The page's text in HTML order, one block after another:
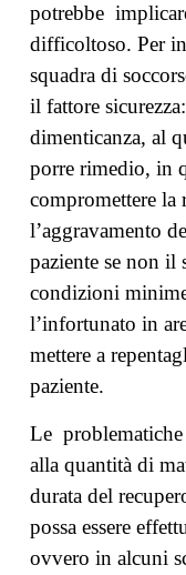
potrebbe
difficoltoso. Per
squadra di
il fattore
dimenticanza, al
porre rimedio, in
compromettere la
l’aggravamento
paziente se non il
condizioni
l’infortunato in
mettere a
paziente.
Le
alla quantità di
durata del
possa essere
ovvero in alcuni